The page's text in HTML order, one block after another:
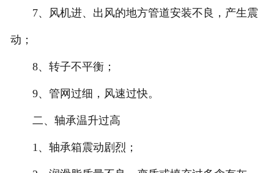
7、风机进、出风的地方管道安装不良，产生震
动；
8、转子不平衡；
9、管网过细，风速过快。
二、轴承温升过高
1、轴承箱震动剧烈；